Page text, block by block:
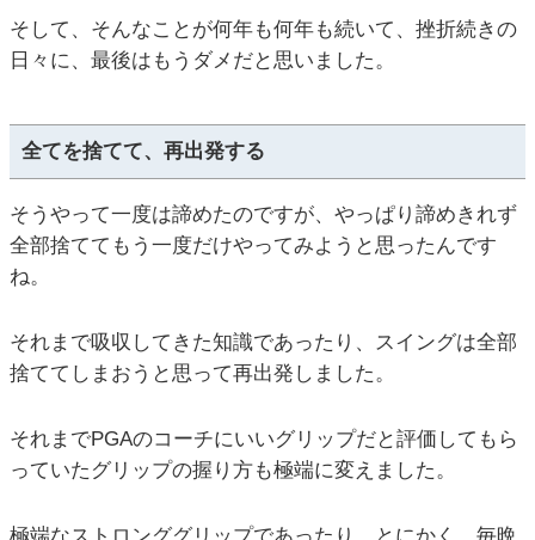
そして、そんなことが何年も何年も続いて、挫折続きの
日々に、最後はもうダメだと思いました。
全てを捨てて、再出発する
そうやって一度は諦めたのですが、やっぱり諦めきれず
全部捨ててもう一度だけやってみようと思ったんです
ね。
それまで吸収してきた知識であったり、スイングは全部
捨ててしまおうと思って再出発しました。
それまでPGAのコーチにいいグリップだと評価してもら
っていたグリップの握り方も極端に変えました。